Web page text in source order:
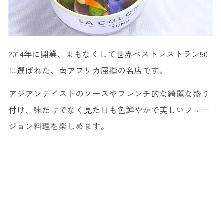
2014年に開業、まもなくして世界ベストレストラン50
に選ばれた、南アフリカ屈指の名店です。
アジアンテイストのソースやフレンチ的な綺麗な盛り
付け、味だけでなく見た目も色鮮やかで美しいフュー
ジョン料理を楽しめます。